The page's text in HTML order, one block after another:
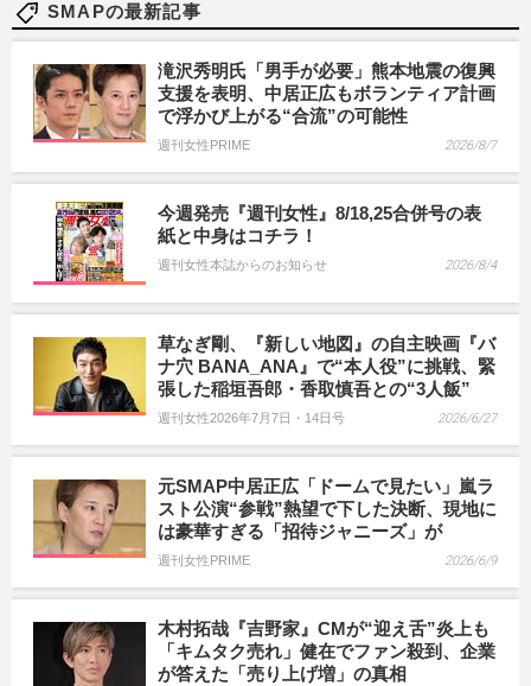
SMAPの最新記事
滝沢秀明氏「男手が必要」熊本地震の復興
支援を表明、中居正広もボランティア計画
で浮かび上がる“合流”の可能性
週刊女性PRIME 2026/8/7
今週発売『週刊女性』8/18,25合併号の表
紙と中身はコチラ！
週刊女性本誌からのお知らせ 2026/8/4
草なぎ剛、『新しい地図』の自主映画『バ
ナ穴 BANA_ANA』で“本人役”に挑戦、緊
張した稲垣吾郎・香取慎吾との“3人飯”
週刊女性2026年7月7日・14日号 2026/6/27
元SMAP中居正広「ドームで見たい」嵐ラ
スト公演“参戦”熱望で下した決断、現地に
は豪華すぎる「招待ジャニーズ」が
週刊女性PRIME 2026/6/9
木村拓哉『吉野家』CMが“迎え舌”炎上も
「キムタク売れ」健在でファン殺到、企業
が答えた「売り上げ増」の真相